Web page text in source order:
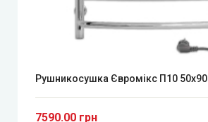
Рушникосушка Євромікс П10 50x90
7590.00 грн